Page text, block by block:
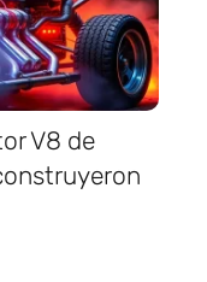
V8 de